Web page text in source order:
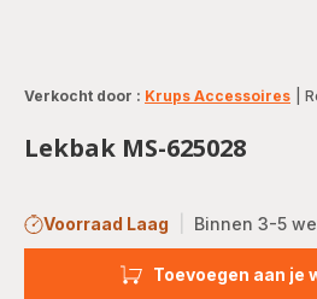
Verkocht door : Krups Accessoires
Lekbak MS-625028
Voorraad Laag Binnen 3-5
Toevoegen aan je